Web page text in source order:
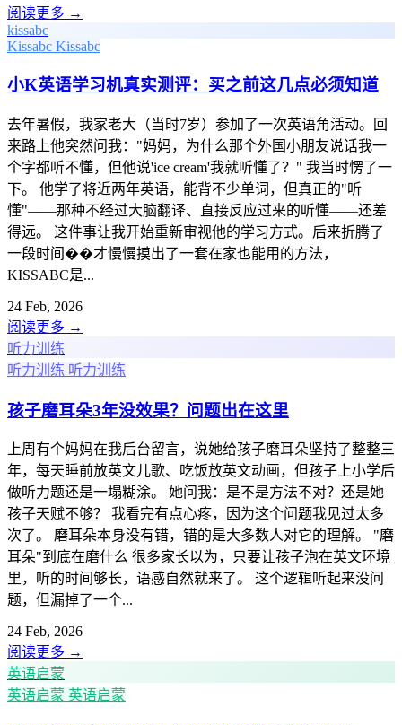
阅读更多 →
kissabc
Kissabc Kissabc
小K英语学习机真实测评：买之前这几点必须知道
去年暑假，我家老大（当时7岁）参加了一次英语角活动。回
来路上他突然问我："妈妈，为什么那个外国小朋友说话我一
个字都听不懂，但他说'ice cream'我就听懂了？" 我当时愣了一
下。 他学了将近两年英语，能背不少单词，但真正的"听
懂"——那种不经过大脑翻译、直接反应过来的听懂——还差
得远。 这件事让我开始重新审视他的学习方式。后来折腾了
一段时间��才慢慢摸出了一套在家也能用的方法，
KISSABC是...
24 Feb, 2026
阅读更多 →
听力训练
听力训练 听力训练
孩子磨耳朵3年没效果？问题出在这里
上周有个妈妈在我后台留言，说她给孩子磨耳朵坚持了整整三
年，每天睡前放英文儿歌、吃饭放英文动画，但孩子上小学后
做听力题还是一塌糊涂。 她问我：是不是方法不对？还是她
孩子天赋不够？ 我看完有点心疼，因为这个问题我见过太多
次了。 磨耳朵本身没有错，错的是大多数人对它的理解。 "磨
耳朵"到底在磨什么 很多家长以为，只要让孩子泡在英文环境
里，听的时间够长，语感自然就来了。 这个逻辑听起来没问
题，但漏掉了一个...
24 Feb, 2026
阅读更多 →
英语启蒙
英语启蒙 英语启蒙